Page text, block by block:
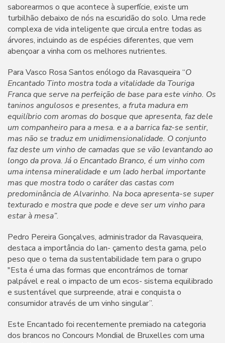
saborearmos o que acontece à superfície, existe um
turbilhão debaixo de nós na escuridão do solo. Uma rede
complexa de vida inteligente que circula entre todas as
árvores, incluindo as de espécies diferentes, que vem
abençoar a vinha com os melhores nutrientes.
Para Vasco Rosa Santos enólogo da Ravasqueira “O
Encantado Tinto mostra toda a vitalidade da Touriga
Franca que serve na perfeição de base para este vinho. Os
taninos angulosos e presentes, a fruta madura em
equilíbrio com aromas do bosque que apresenta, faz dele
um companheiro para a mesa. e a a barrica faz-se sentir,
mas não se traduz em unidimensionalidade. O conjunto
faz deste um vinho de camadas que se vão levantando ao
longo da prova. Já o Encantado Branco, é um vinho com
uma intensa mineralidade e um lado herbal importante
mas que mostra todo o caráter das castas com
predominância de Alvarinho. Na boca apresenta-se super
texturado e mostra que pode e deve ser um vinho para
estar à mesa”.
Pedro Pereira Gonçalves, administrador da Ravasqueira,
destaca a importância do lan- çamento desta gama, pelo
peso que o tema da sustentabilidade tem para o grupo
"Esta é uma das formas que encontrámos de tornar
palpável e real o impacto de um ecos- sistema equilibrado
e sustentável que surpreende, atrai e conquista o
consumidor através de um vinho singular”.
Este Encantado foi recentemente premiado na categoria
dos brancos no Concours Mondial de Bruxelles com uma